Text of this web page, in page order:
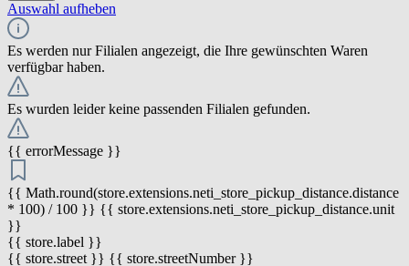
Auswahl aufheben
Es werden nur Filialen angezeigt, die Ihre gewünschten Waren
verfügbar haben.
Es wurden leider keine passenden Filialen gefunden.
{{ errorMessage }}
{{ Math.round(store.extensions.neti_store_pickup_distance.distance
* 100) / 100 }} {{ store.extensions.neti_store_pickup_distance.unit
}}
{{ store.label }}
{{ store.street }} {{ store.streetNumber }}